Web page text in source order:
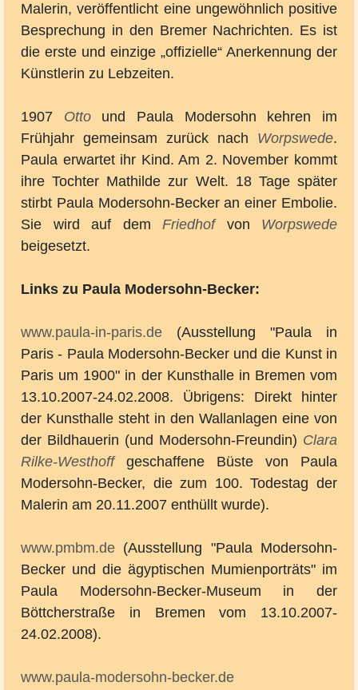
Malerin, veröffentlicht eine ungewöhnlich positive
Besprechung in den Bremer Nachrichten. Es ist
die erste und einzige „offizielle“ Anerkennung der
Künstlerin zu Lebzeiten.
1907 Ottound Paula Modersohn kehren im
Frühjahr gemeinsam zurück nach Worpswede.
Paula erwartet ihr Kind. Am 2. November kommt
ihre Tochter Mathilde zur Welt. 18 Tage später
stirbt Paula Modersohn-Becker an einer Embolie.
Sie wird auf dem Friedhofvon Worpswede
beigesetzt.
Links zu Paula Modersohn-Becker:
www.paula-in-paris.de (Ausstellung "Paula in
Paris - Paula Modersohn-Becker und die Kunst in
Paris um 1900" in der Kunsthalle in Bremen vom
13.10.2007-24.02.2008. Übrigens: Direkt hinter
der Kunsthalle steht in den Wallanlagen eine von
der Bildhauerin (und Modersohn-Freundin) Clara
Rilke-Westhoffgeschaffene Büste von Paula
Modersohn-Becker, die zum 100. Todestag der
Malerin am 20.11.2007 enthüllt wurde).
www.pmbm.de (Ausstellung "Paula Modersohn-
Becker und die ägyptischen Mumienporträts" im
Paula Modersohn-Becker-Museum in der
Böttcherstraße in Bremen vom 13.10.2007-
24.02.2008).
www.paula-modersohn-becker.de